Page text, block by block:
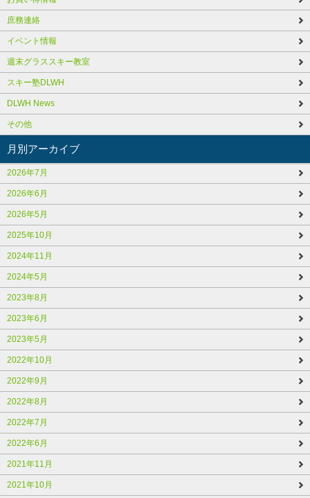
庶務連絡
イベント情報
週末グラススキー教室
スキー塾DLWH
DLWH News
その他
月別アーカイブ
2026年7月
2026年6月
2026年5月
2025年10月
2024年11月
2024年5月
2023年8月
2023年6月
2023年5月
2022年10月
2022年9月
2022年8月
2022年7月
2022年6月
2021年11月
2021年10月